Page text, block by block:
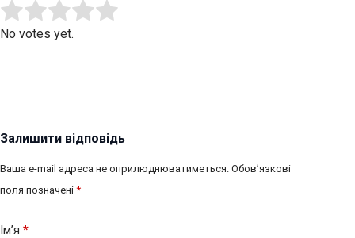
Rate this item:
No votes yet.
Залишити відповідь
Ваша e-mail адреса не оприлюднюватиметься. Обов’язкові
поля позначені *
Ім’я *